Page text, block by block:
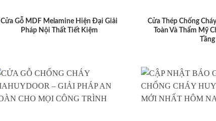
Cửa Gỗ MDF Melamine Hiện Đại Giải
Pháp Nội Thất Tiết Kiệm
Cửa Thép Chống
Toàn Và Thẩm Mỹ
Tầng